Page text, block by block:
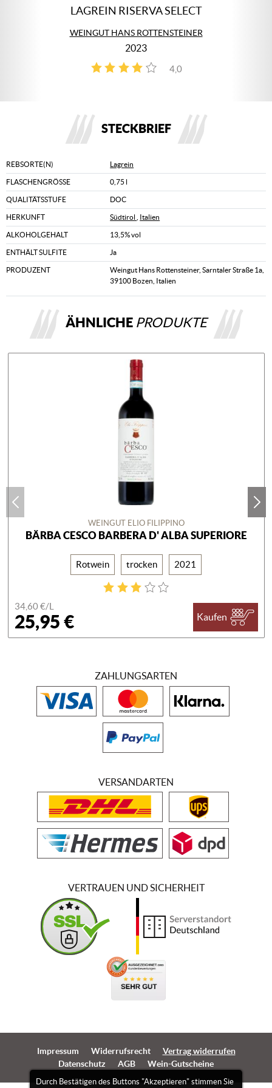
LAGREIN RISERVA SELECT
WEINGUT HANS ROTTENSTEINER
2023
4,0
2
STECKBRIEF
REBSORTE(N) Lagrein
FLASCHENGRÖSSE 0,75 l
QUALITÄTSSTUFE DOC
HERKUNFT Südtirol Italien
ALKOHOLGEHALT 13,5% vol
ENTHÄLT SULFITE Ja
PRODUZENT
Weingut Hans Rottensteiner, Sarntaler Straße 1a,
39100 Bozen, Italien
ÄHNLICHE PRODUKTE
WEINGUT ELIO FILIPPINO
BÄRBA CESCO BARBERA D' ALBA SUPERIORE
Rotwein trocken 2021
34,60 €/L
25,95 € Kaufen
Durch Bestätigen des Buttons "Akzeptieren" stimmen Sie
ZAHLUNGSARTEN
VERSANDARTEN
VERTRAUEN UND SICHERHEIT
Impressum Widerrufsrecht
Vertrag widerrufen
Datenschutz
AGB Wein-Gutscheine